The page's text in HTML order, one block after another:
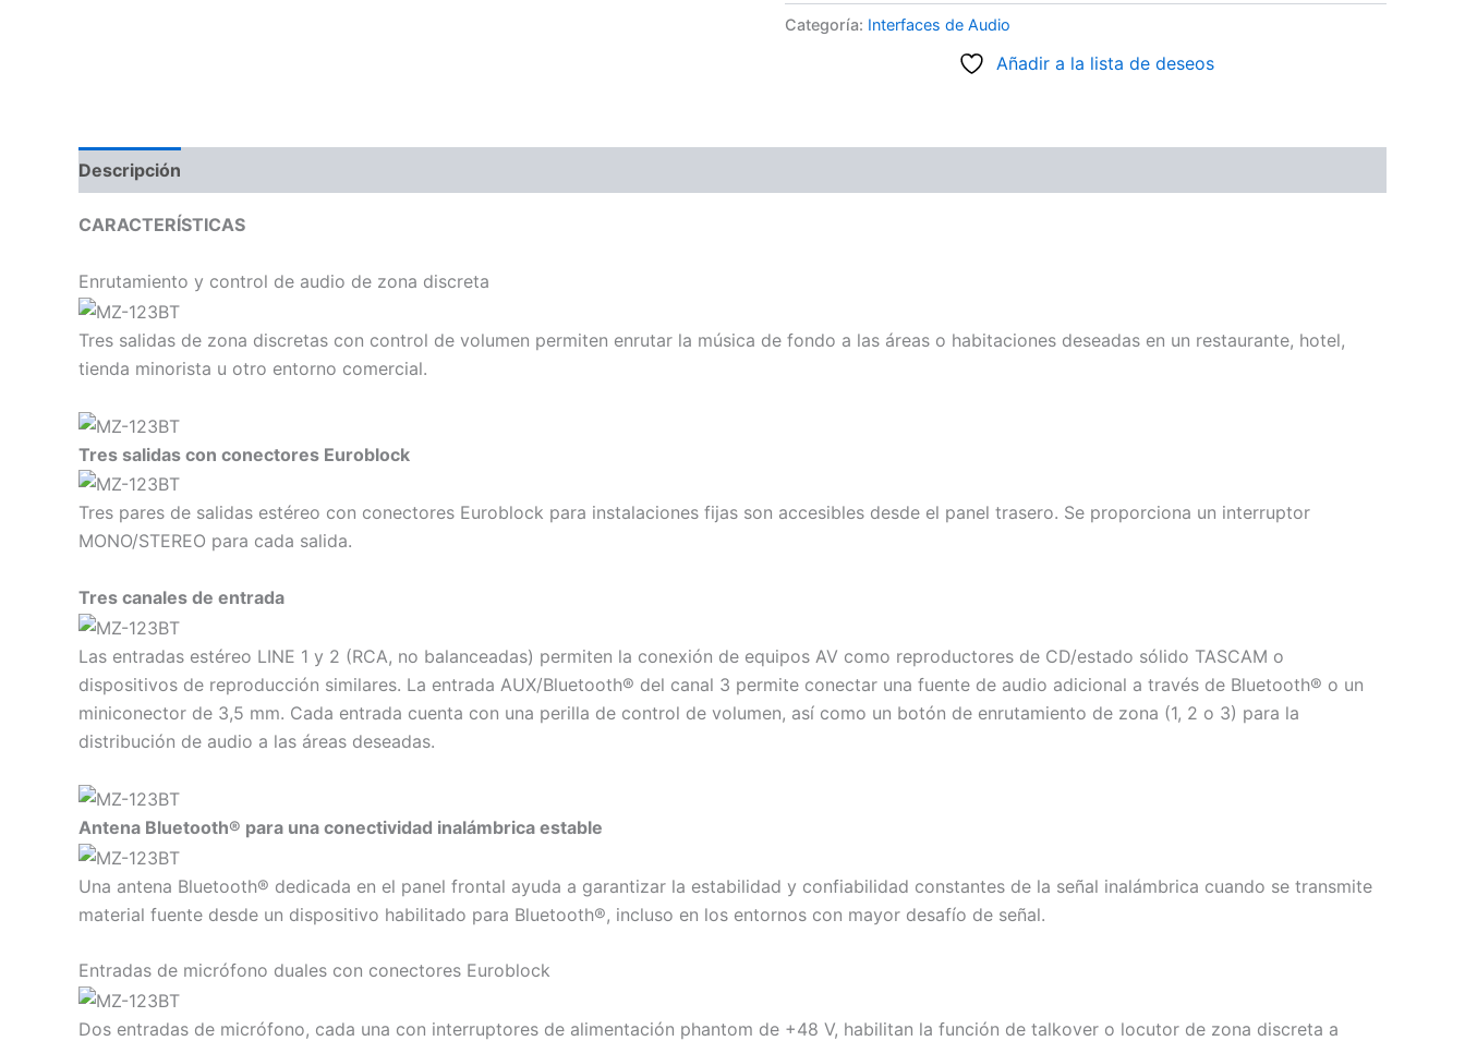
Categoría: Interfaces de Audio
Añadir a la lista de deseos
Descripción
CARACTERÍSTICAS
Enrutamiento y control de audio de zona discreta
Tres salidas de zona discretas con control de volumen permiten enrutar la música de fondo a las áreas o habitaciones deseadas en un restaurante, hotel,
tienda minorista u otro entorno comercial.
Tres salidas con conectores Euroblock
Tres pares de salidas estéreo con conectores Euroblock para instalaciones fijas son accesibles desde el panel trasero. Se proporciona un interruptor
MONO/STEREO para cada salida.
Tres canales de entrada
Las entradas estéreo LINE 1 y 2 (RCA, no balanceadas) permiten la conexión de equipos AV como reproductores de CD/estado sólido TASCAM o
dispositivos de reproducción similares. La entrada AUX/Bluetooth® del canal 3 permite conectar una fuente de audio adicional a través de Bluetooth® o un
miniconector de 3,5 mm. Cada entrada cuenta con una perilla de control de volumen, así como un botón de enrutamiento de zona (1, 2 o 3) para la
distribución de audio a las áreas deseadas.
Antena Bluetooth® para una conectividad inalámbrica estable
Una antena Bluetooth® dedicada en el panel frontal ayuda a garantizar la estabilidad y confiabilidad constantes de la señal inalámbrica cuando se transmite
material fuente desde un dispositivo habilitado para Bluetooth®, incluso en los entornos con mayor desafío de señal.
Entradas de micrófono duales con conectores Euroblock
Dos entradas de micrófono, cada una con interruptores de alimentación phantom de +48 V, habilitan la función de talkover o locutor de zona discreta a